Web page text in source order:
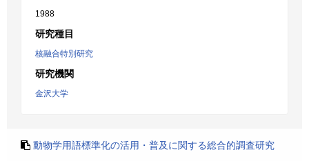
1988
研究種目
核融合特別研究
研究機関
金沢大学
動物学用語標準化の活用・普及に関する総合的調査研究